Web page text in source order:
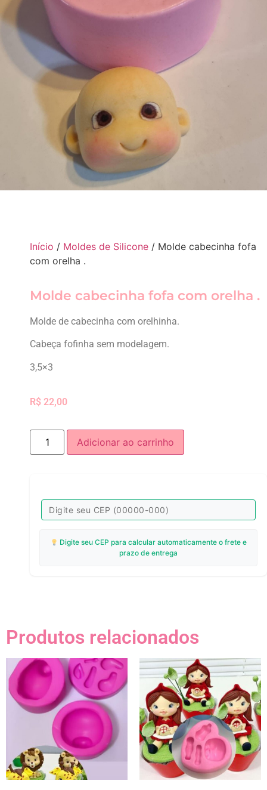
Início / Moldes de Silicone / Molde cabecinha fofa
com orelha .
Molde cabecinha fofa com orelha .
Molde de cabecinha com orelhinha.
Cabeça fofinha sem modelagem.
3,5×3
R$ 22,00
Adicionar ao carrinho
Digite seu CEP para calcular automaticamente o frete e
prazo de entrega
Produtos relacionados